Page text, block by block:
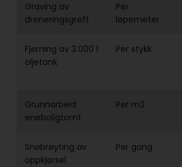
Graving av
dreneringsgrøft
Per
løpemeter
Fjerning av 3.000 l
oljetank
Per stykk
Grunnarbeid
eneboligtomt
Per m2
Snøbrøyting av
oppkjørsel
Per gang